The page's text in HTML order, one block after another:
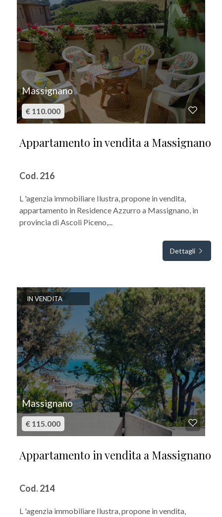
Massignano
€ 110.000
Appartamento in vendita a Massignano
Cod. 216
L 'agenzia immobiliare Ilustra, propone in vendita,
appartamento in Residence Azzurro a Massignano, in
provincia di Ascoli Piceno,...
Dettagli
IN VENDITA
Massignano
€ 115.000
Appartamento in vendita a Massignano
Cod. 214
L 'agenzia immobiliare Ilustra, propone in vendita,